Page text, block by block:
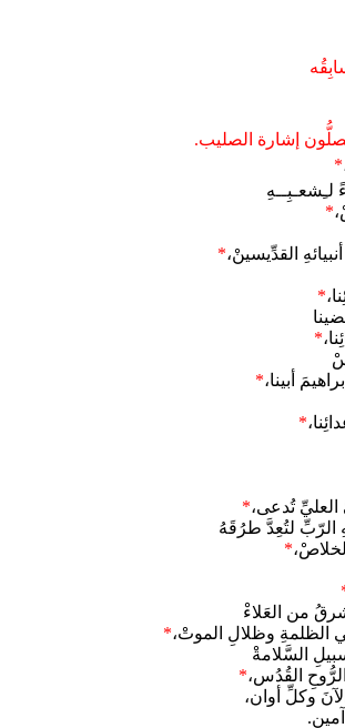
إشارة الصليب.
*
لـِشعـبِــهِ
*
القدِّيسينْ،*
*
*
أبينا،*
*
العليِّ تُدعى،*
الرّبِّ لتُعِدَّ طرُقَهُ
*
من العَلاءْ
الظلمةِ وظلالِ الموتْ،*
السَّلامةْ
القُدُس،*
وكلِّ أوان،